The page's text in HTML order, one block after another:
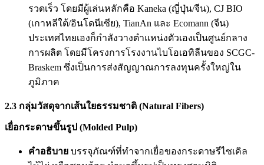
รวดเร็ว โดยมีผู้เล่นหลักคือ Kaneka (ญี่ปุ่น/จีน), CJ BIO
(เกาหลีใต้/อินโดนีเซีย), TianAn และ Ecomann (จีน)
ประเทศไทยเองก็กำลังวางตำแหน่งตัวเองเป็นศูนย์กลาง
การผลิต โดยมีโครงการโรงงานไบโอเอทิลีนของ SCGC-
Braskem ซึ่งเป็นการส่งสัญญาณการลงทุนครั้งใหญ่ใน
ภูมิภาค
2.3 กลุ่มวัสดุจากเส้นใยธรรมชาติ (Natural Fibers)
เยื่อกระดาษขึ้นรูป (Molded Pulp)
คำอธิบาย บรรจุภัณฑ์ที่ทำจากเยื่อของกระดาษรีไซเคิล